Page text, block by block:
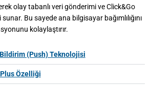
olay tabanlı veri gönderimi ve Click&Go
Bu sayede ana bilgisayar bağımlılığını
kolaylaştırır.
Bildirim (Push) Teknolojisi
Özelliği